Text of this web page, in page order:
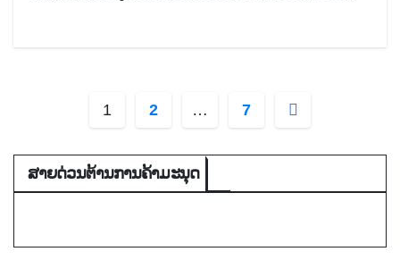
ການ
ແບ່ງ
ໜ້າ
1 2 … 7
ສາຍດ່ວນຕ້ານການຄ້າມະນຸດ